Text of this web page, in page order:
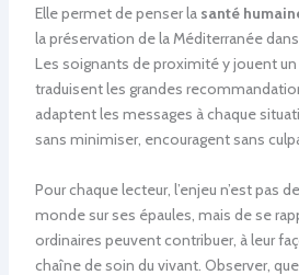
Elle permet de penser la santé
la préservation de la Méditerranée
Les soignants de proximité y jouent un
traduisent les grandes
adaptent les messages à chaque
sans minimiser, encouragent sans
Pour chaque lecteur, l’enjeu n’est pas
monde sur ses épaules, mais de se
ordinaires peuvent contribuer, à leur
chaîne de soin du vivant. Observer,